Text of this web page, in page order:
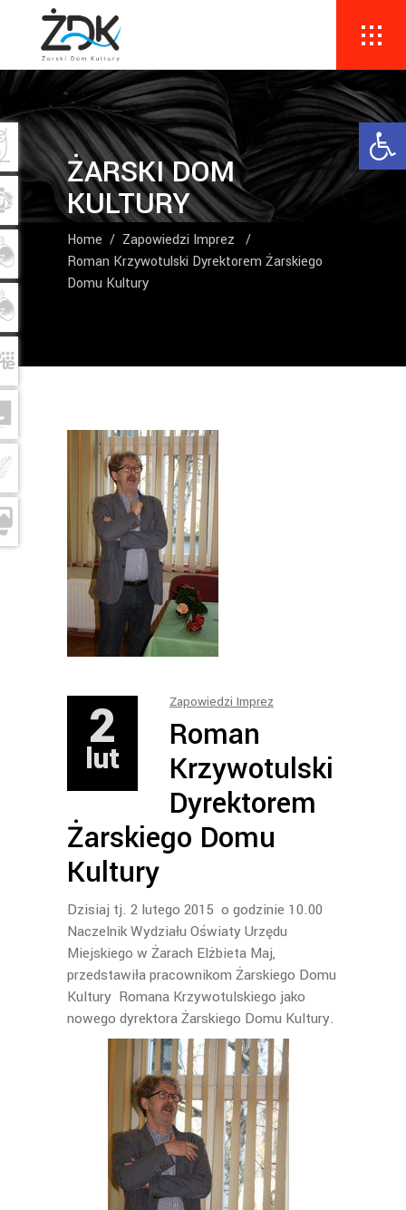
ŻARSKI DOM
KULTURY
Home / Zapowiedzi Imprez
/
Roman Krzywotulski Dyrektorem Żarskiego
Domu Kultury
2
lut
Zapowiedzi Imprez
Roman
Krzywotulski
Dyrektorem
Żarskiego Domu
Kultury
Dzisiaj tj. 2 lutego 2015 o godzinie 10.00
Naczelnik Wydziału Oświaty Urzędu
Miejskiego w Żarach Elżbieta Maj,
przedstawiła pracownikom Żarskiego Domu
Kultury Romana Krzywotulskiego jako
nowego dyrektora Żarskiego Domu Kultury.